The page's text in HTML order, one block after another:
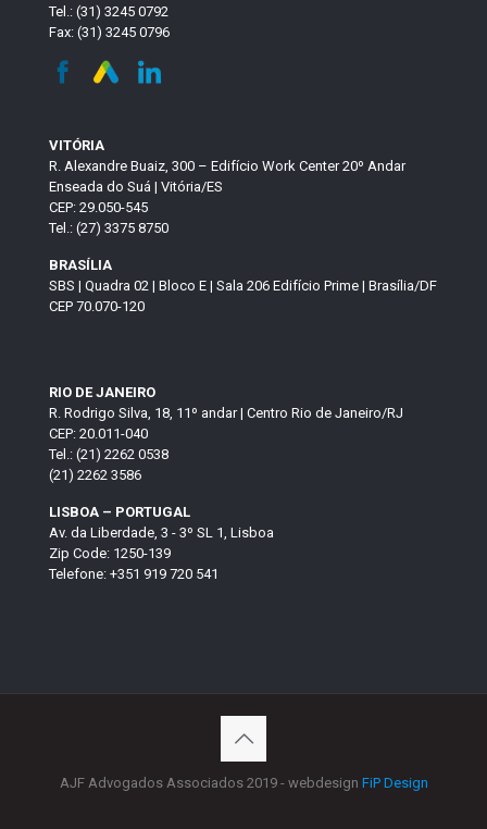
Tel.: (31) 3245 0792
Fax: (31) 3245 0796
VITÓRIA
R. Alexandre Buaiz, 300 – Edifício Work Center 20º Andar
Enseada do Suá | Vitória/ES
CEP: 29.050-545
Tel.: (27) 3375 8750
BRASÍLIA
SBS | Quadra 02 | Bloco E | Sala 206 Edifício Prime | Brasília/DF
CEP 70.070-120
RIO DE JANEIRO
R. Rodrigo Silva, 18, 11º andar | Centro Rio de Janeiro/RJ
CEP: 20.011-040
Tel.: (21) 2262 0538
(21) 2262 3586
LISBOA – PORTUGAL
Av. da Liberdade, 3 - 3º SL 1, Lisboa
Zip Code: 1250-139
Telefone: +351 919 720 541
AJF Advogados Associados 2019 - webdesign FiP Design